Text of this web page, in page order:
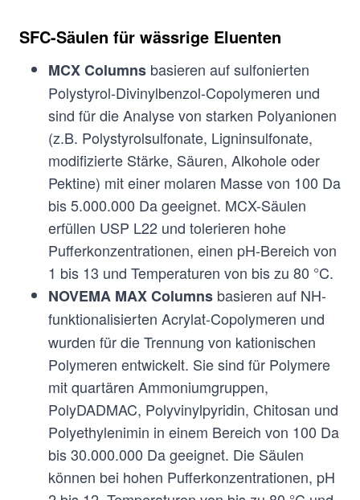
SFC-Säulen für wässrige Eluenten
MCX Columns basieren auf sulfonierten
Polystyrol-Divinylbenzol-Copolymeren und
sind für die Analyse von starken Polyanionen
(z.B. Polystyrolsulfonate, Ligninsulfonate,
modifizierte Stärke, Säuren, Alkohole oder
Pektine) mit einer molaren Masse von 100 Da
bis 5.000.000 Da geeignet. MCX-Säulen
erfüllen USP L22 und tolerieren hohe
Pufferkonzentrationen, einen pH-Bereich von
1 bis 13 und Temperaturen von bis zu 80 °C.
NOVEMA MAX Columns basieren auf NH-
funktionalisierten Acrylat-Copolymeren und
wurden für die Trennung von kationischen
Polymeren entwickelt. Sie sind für Polymere
mit quartären Ammoniumgruppen,
PolyDADMAC, Polyvinylpyridin, Chitosan und
Polyethylenimin in einem Bereich von 100 Da
bis 30.000.000 Da geeignet. Die Säulen
können bei hohen Pufferkonzentrationen, pH